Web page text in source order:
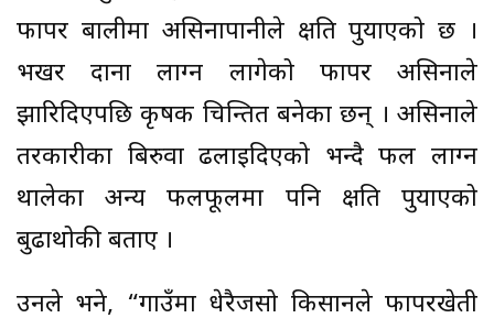
फापर बालीमा असिनापानीले क्षति पुर्याएको छ ।
भर्खर दाना लाग्न लागेको फापर असिनाले
झारिदिएपछि कृषक चिन्तित बनेका छन् । असिनाले
तरकारीका बिरुवा ढलाइदिएको भन्दै फल लाग्न
थालेका अन्य फलफूलमा पनि क्षति पुर्याएको
बुढाथोकी बताए ।
उनले भने, “गाउँमा धेरैजसो किसानले फापरखेती